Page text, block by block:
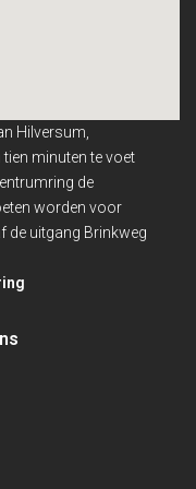
Hilversum,
tien minuten te voet
de
worden voor
de uitgang Brinkweg